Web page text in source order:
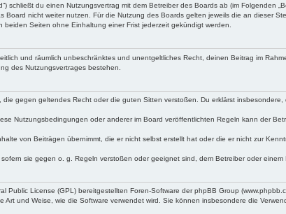
schließt du einen Nutzungsvertrag mit dem Betreiber des Boards ab (im Folgenden
nicht weiter nutzen. Für die Nutzung des Boards gelten jeweils die an dieser
Seiten ohne Einhaltung einer Frist jederzeit gekündigt werden.
und räumlich unbeschränktes und unentgeltliches Recht, deinen Beitrag im
des Nutzungsvertrages bestehen.
gegen geltendes Recht oder die guten Sitten verstoßen. Du erklärst
Nutzungsbedingungen oder anderer im Board veröffentlichten Regeln kann der
von Beiträgen übernimmt, die er nicht selbst erstellt hat oder die er nicht zur
sie gegen o. g. Regeln verstoßen oder geeignet sind, dem Betreiber oder einem
Public License (GPL) bereitgestellten Foren-Software der phpBB Group
und Weise, wie die Software verwendet wird. Sie können insbesondere die